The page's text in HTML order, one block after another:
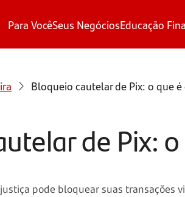
Para VocêSeus NegóciosEducação
Bloqueio cautelar de Pix: o que
de Pix:
pode bloquear suas transações